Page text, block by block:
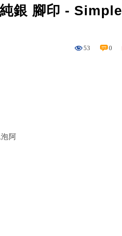
銀 腳印 - Simple
53 0
阿